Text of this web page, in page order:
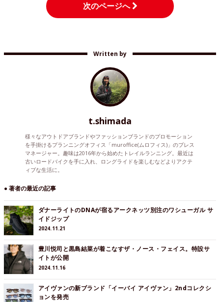
次のページへ
Written by
t.shimada
様々なアウトドアブランドやファッションブランドのプロモーション
を手掛けるプランニングオフィス「muroffice(ムロフィス)」のプレス
マネージャー。趣味は2016年から始めたトレイルランニング。最近は
古いロードバイクを手に入れ、ロングライドを楽しむなどよりアクテ
ィブな生活に。
● 著者の最近の記事
ダナーライトのDNAが宿るアークネッツ別注のワシューガル サ
イドジップ
2024.11.21
豊川悦司と黒島結菜が着こなすザ・ノース・フェイス。特設サ
イトが公開
2024.11.16
アイヴァンの新ブランド「イーバイ アイヴァン」2ndコレクシ
ョンを発売